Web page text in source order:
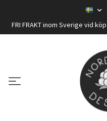
FRI FRAKT inom Sverige vid